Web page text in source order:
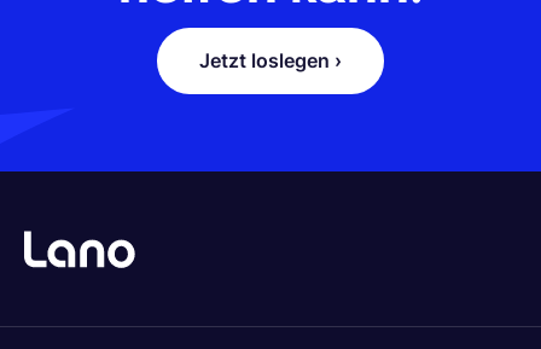
Jetzt loslegen ›